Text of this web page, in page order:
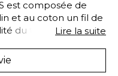
est composée de
et au coton un fil de
du tissu. Sur un fond
elle est
rayures en noir et
Lire la suite